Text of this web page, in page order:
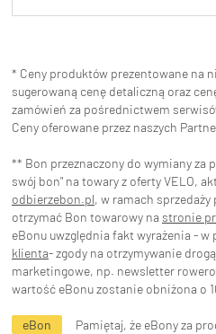
* Ceny produktów prezentowane na
sugerowaną cenę detaliczną oraz
zamówień za pośrednictwem
Ceny oferowane przez naszych
** Bon przeznaczony do wymiany za
swój bon" na towary z oferty VELO,
odbierzebon.pl, w ramach
otrzymać Bon towarowy na stronie
eBonu uwzględnia fakt wyrażenia -
klienta- zgody na otrzymywanie
marketingowe, np. newsletter
wartość eBonu zostanie obniżona o
eBon
Pamiętaj, że eBony za